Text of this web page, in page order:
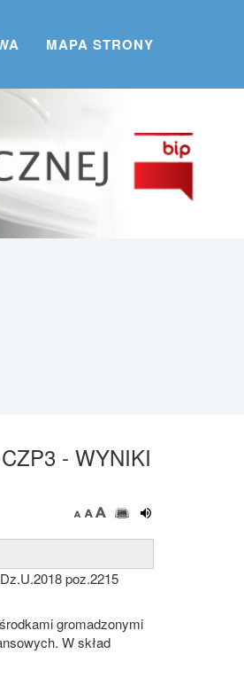
MAPA STRONY
- WYNIKI
poz.2215
gromadzonymi
W skład